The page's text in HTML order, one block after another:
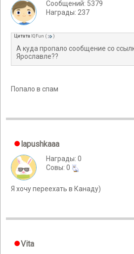
Сообщений: 5379
Награды: 237
Цитата IQFun ( )
А куда пропало сообщение со
Ярославле??
Попало в спам
lapushkaaa
Награды: 0
Cовы: 0
Я хочу переехать в Канаду)
Vita